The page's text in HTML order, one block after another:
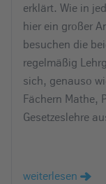
erklärt. Wie in
hier ein großer
besuchen die
regelmäßig
sich, genauso
Fächern Mathe,
Gesetzeslehre
weiterlesen